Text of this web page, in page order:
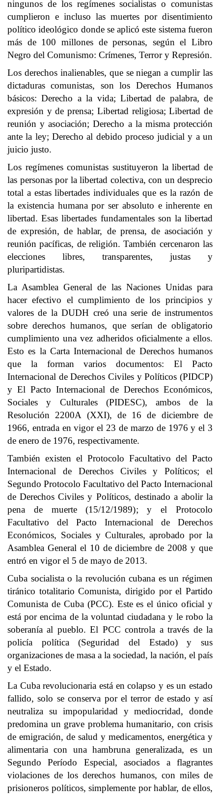
ningunos de los regímenes socialistas o comunistas
cumplieron e incluso las muertes por disentimiento
político ideológico donde se aplicó este sistema fueron
más de 100 millones de personas, según el Libro
Negro del Comunismo: Crímenes, Terror y Represión.
Los derechos inalienables, que se niegan a cumplir las
dictaduras comunistas, son los Derechos Humanos
básicos: Derecho a la vida; Libertad de palabra, de
expresión y de prensa; Libertad religiosa; Libertad de
reunión y asociación; Derecho a la misma protección
ante la ley; Derecho al debido proceso judicial y a un
juicio justo.
Los regímenes comunistas sustituyeron la libertad de
las personas por la libertad colectiva, con un desprecio
total a estas libertades individuales que es la razón de
la existencia humana por ser absoluto e inherente en
libertad. Esas libertades fundamentales son la libertad
de expresión, de hablar, de prensa, de asociación y
reunión pacíficas, de religión. También cercenaron las
elecciones libres, transparentes, justas y
pluripartidistas.
La Asamblea General de las Naciones Unidas para
hacer efectivo el cumplimiento de los principios y
valores de la DUDH creó una serie de instrumentos
sobre derechos humanos, que serían de obligatorio
cumplimiento una vez adheridos oficialmente a ellos.
Esto es la Carta Internacional de Derechos humanos
que la forman varios documentos: El Pacto
Internacional de Derechos Civiles y Políticos (PIDCP)
y El Pacto Internacional de Derechos Económicos,
Sociales y Culturales (PIDESC), ambos de la
Resolución 2200A (XXI), de 16 de diciembre de
1966, entrada en vigor el 23 de marzo de 1976 y el 3
de enero de 1976, respectivamente.
También existen el Protocolo Facultativo del Pacto
Internacional de Derechos Civiles y Políticos; el
Segundo Protocolo Facultativo del Pacto Internacional
de Derechos Civiles y Políticos, destinado a abolir la
pena de muerte (15/12/1989); y el Protocolo
Facultativo del Pacto Internacional de Derechos
Económicos, Sociales y Culturales, aprobado por la
Asamblea General el 10 de diciembre de 2008 y que
entró en vigor el 5 de mayo de 2013.
Cuba socialista o la revolución cubana es un régimen
tiránico totalitario Comunista, dirigido por el Partido
Comunista de Cuba (PCC). Este es el único oficial y
está por encima de la voluntad ciudadana y le robo la
soberanía al pueblo. El PCC controla a través de la
policía política (Seguridad del Estado) y sus
organizaciones de masa a la sociedad, la nación, el país
y el Estado.
La Cuba revolucionaria está en colapso y es un estado
fallido, solo se conserva por el terror de estado y así
neutraliza su impopularidad y mediocridad, donde
predomina un grave problema humanitario, con crisis
de emigración, de salud y medicamentos, energética y
alimentaria con una hambruna generalizada, es un
Segundo Período Especial, asociados a flagrantes
violaciones de los derechos humanos, con miles de
prisioneros políticos, simplemente por hablar, de ellos,